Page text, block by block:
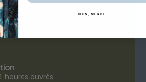
partir de 150€
heures ouvrés
NON, MERCI